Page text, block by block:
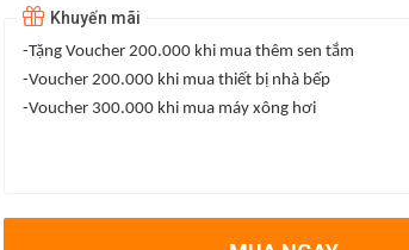
Khuyến mãi
-Tặng Voucher 200.000 khi mua thêm sen tắm
-Voucher 200.000 khi mua thiết bị nhà bếp
-Voucher 300.000 khi mua máy xông hơi